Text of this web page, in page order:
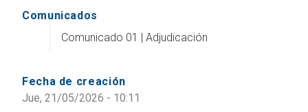
Comunicados
Comunicado 01 | Adjudicación
Fecha de creación
Jue, 21/05/2026 - 10:11